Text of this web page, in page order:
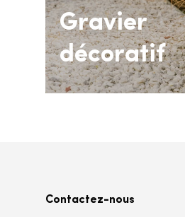
Gravier
décoratif
Contactez-nous